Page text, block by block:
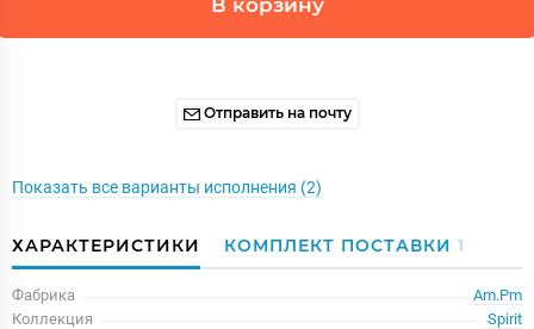
В корзину
Отправить на почту
Показать все варианты исполнения (2)
ХАРАКТЕРИСТИКИ КОМПЛЕКТ ПОСТАВКИ 1
Фабрика
Am.Pm
Коллекция
Spirit